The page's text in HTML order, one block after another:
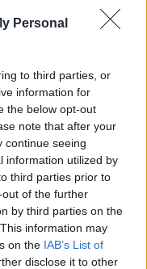
Personal
to third parties, or
information for
the below opt-out
note that after your
continue seeing
information utilized by
third parties prior to
of the further
by third parties on the
information may
on the IAB’s List of
disclose it to other
Mi